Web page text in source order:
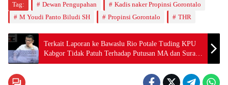
Tag: Dewan Pengupahan
Kadis naker Propinsi Gorontalo
M Youdi Panto Biludi SH
Propinsi Gorontalo THR
Terkait Laporan ke Bawaslu Rio Potale Tuding KPU
Kabgor Tidak Patuh Terhadap Putusan MA dan Surat
Edaran KPU RI.